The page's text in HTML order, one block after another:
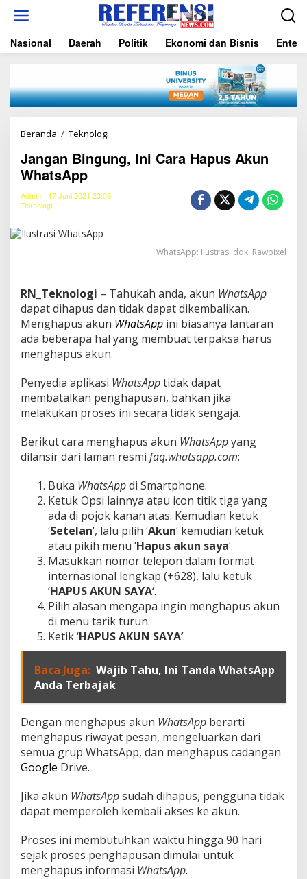
t
Nasional Daerah Politik Ekonomi dan Bisnis
Beranda / Teknologi
n
n
,
I
n
i
C
a
a
H
a
p
s
A
u
n
W
h
a
t
s
A
p
p
Jangan Bingung, Ini Cara Hapus Akun
WhatsApp
Admin
17 Juni 2021 23:09
Teknologi
WhatsApp: Ilustrasi dok. Rawpixel
RN_Teknologi – Tahukah anda, akun WhatsApp
dapat dihapus dan tidak dapat dikembalikan.
Menghapus akun WhatsApp ini biasanya lantaran
ada beberapa hal yang membuat terpaksa harus
menghapus akun.
Penyedia aplikasi WhatsApptidak dapat
membatalkan penghapusan, bahkan jika
melakukan proses ini secara tidak sengaja.
Berikut cara menghapus akun WhatsAppyang
dilansir dari laman resmi faq.whatsapp.com:
Buka WhatsAppdi Smartphone.
Ketuk Opsi lainnya atau icon titik tiga yang
ada di pojok kanan atas. Kemudian ketuk
‘Setelan‘, lalu pilih ‘Akun‘ kemudian ketuk
atau pikih menu ‘Hapus akun saya‘.
Masukkan nomor telepon dalam format
internasional lengkap (+628), lalu ketuk
‘HAPUS AKUN SAYA‘.
Pilih alasan mengapa ingin menghapus akun
di menu tarik turun.
Ketik ‘HAPUS AKUN SAYA’.
Baca Juga: Wajib Tahu, Ini Tanda WhatsApp
Anda Terbajak
Dengan menghapus akun WhatsApp berarti
menghapus riwayat pesan, mengeluarkan dari
semua grup WhatsApp, dan menghapus cadangan
Google Drive.
Jika akun WhatsAppsudah dihapus, pengguna tidak
dapat memperoleh kembali akses ke akun.
Proses ini membutuhkan waktu hingga 90 hari
sejak proses penghapusan dimulai untuk
menghapus informasi WhatsApp.